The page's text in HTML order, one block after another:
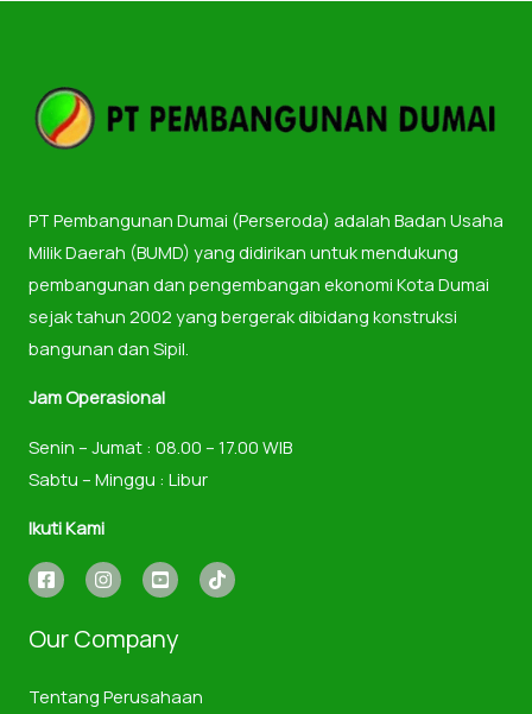
PT Pembangunan Dumai (Perseroda) adalah Badan Usaha
Milik Daerah (BUMD) yang didirikan untuk mendukung
pembangunan dan pengembangan ekonomi Kota Dumai
sejak tahun 2002 yang bergerak dibidang konstruksi
bangunan dan Sipil.
Jam Operasional
Senin – Jumat : 08.00 – 17.00 WIB
Sabtu – Minggu : Libur
Ikuti Kami
Our Company
Tentang Perusahaan